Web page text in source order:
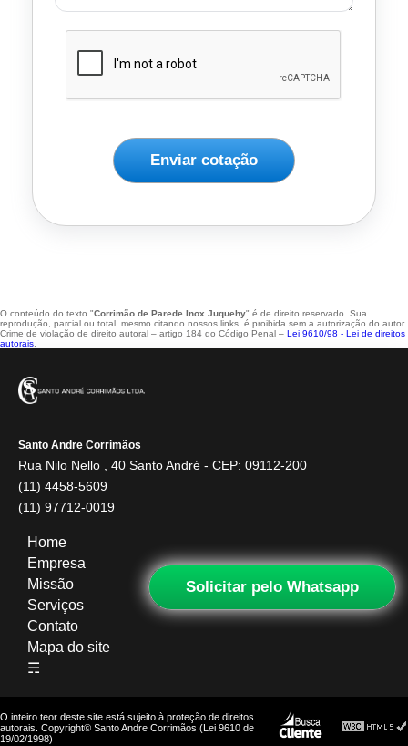
Enviar cotação
Solicitar pelo Whatsapp
O conteúdo do texto "Corrimão de Parede Inox Juquehy" é de direito reservado. Sua
reprodução, parcial ou total, mesmo citando nossos links, é proibida sem a autorização do autor.
Crime de violação de direito autoral – artigo 184 do Código Penal – Lei 9610/98 - Lei de direitos
autorais
Santo Andre Corrimãos
Rua Nilo Nello , 40 Santo André - CEP: 09112-200
(11) 4458-5609
(11) 97712-0019
Home
Empresa
Missão
Serviços
Contato
Mapa do site
☴
O inteiro teor deste site está sujeito à proteção de direitos
autorais. Copyright© Santo Andre Corrimãos (Lei 9610 de
19/02/1998)